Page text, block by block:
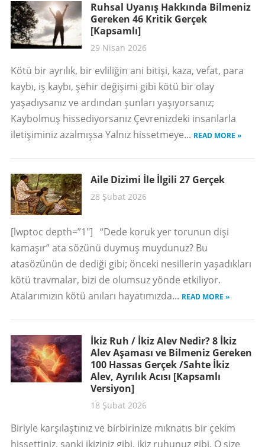
Ruhsal Uyanış Hakkında Bilmeniz
Gereken 46 Kritik Gerçek
[Kapsamlı]
29 Nisan 2026
Kötü bir ayrılık, bir evliliğin ani bitişi, kaza, vefat, para
kaybı, iş kaybı, şehir değişimi gibi kötü bir olay
yaşadıysanız ve ardından şunları yaşıyorsanız;
Kaybolmuş hissediyorsanız Çevrenizdeki insanlarla
iletişiminiz azalmışsa Yalnız hissetmeye... READ MORE »
Aile Dizimi İle İlgili 27 Gerçek
28 Şubat 2026
[lwptoc depth=”1″] “Dede koruk yer torunun dişi
kamaşır” ata sözünü duymuş muydunuz? Bu
atasözünün de dediği gibi; önceki nesillerin yaşadıkları
kötü travmalar, bizi de olumsuz yönde etkiliyor.
Atalarımızın kötü anıları hayatımızda... READ MORE »
İkiz Ruh / İkiz Alev Nedir? 8 İkiz
Alev Aşaması ve Bilmeniz Gereken
100 Hassas Gerçek /Sahte İkiz
Alev, Ayrılık Acısı [Kapsamlı
Versiyon]
18 Şubat 2026
Biriyle karşılaştınız ve birbirinize mıknatıs bir çekim
hissettiniz, sanki ikiziniz gibi, ikiz ruhunuz gibi. O size